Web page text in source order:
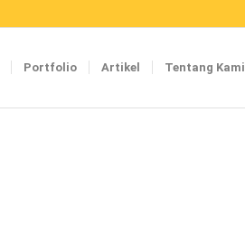
Portfolio Artikel Tentang Kami